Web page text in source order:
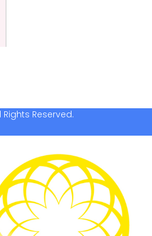
Rights Reserved.